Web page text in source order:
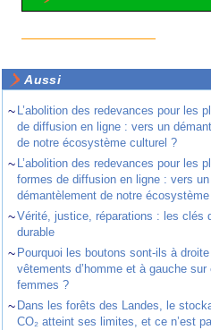
Aussi
~ L’abolition des redevances pour les
de diffusion en ligne : vers un
de notre écosystème culturel ?
~ L’abolition des redevances pour les
formes de diffusion en ligne : vers un
démantèlement de notre
~Vérité, justice, réparations : les clés
durable
~ Pourquoi les boutons sont-ils à
vêtements d’homme et à gauche sur
femmes ?
~ Dans les forêts des Landes, le
CO₂ atteint ses limites, et ce n’est